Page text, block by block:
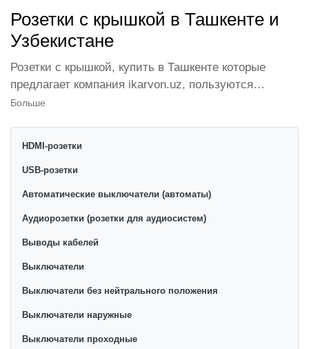
Розетки с крышкой в Ташкенте и
Узбекистане
Розетки с крышкой, купить в Ташкенте которые
предлагает компания ikarvon.uz, пользуются
широким спросом среди наших клиентов. Мы
магазине представлены ведущими
производителями и брендами, список которых
постоянно расширяется. Мы доставляем товар в
это дополняет лучшая по Узбекистану стоимость,
Розетки с крышкой от ikarvon.uz — это самый
оптимальная цена для каждой позиции из категории
Розетки с крышкой.
Больше
HDMI-розетки
USB-розетки
Автоматические выключатели (автоматы)
Аудиорозетки (розетки для аудиосистем)
Выводы кабелей
Выключатели
Выключатели без нейтрального положения
Выключатели наружные
Выключатели проходные